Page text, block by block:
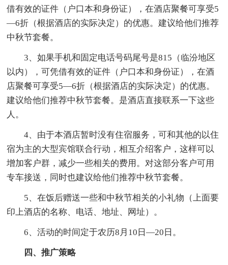
借有效的证件（户口本和身份证），在酒店聚餐可享受5
—6折（根据酒店的实际决定）的优惠。建议给他们推荐
中秋节套餐。
3、如果手机和固定电话号码尾号是815（临汾地区
以内），可凭借有效的证件（户口本和身份证），在酒
店聚餐可享受5—6折（根据酒店的实际决定）的优惠。
建议给他们推荐中秋节套餐。是酒店直接联系一下这些
人。
4、由于本酒店暂时没有住宿服务，可和其他的以住
宿为主的大型宾馆联合行动，相互介绍客户，这样可以
增加客户群，减少一些相关的费用。对这部分客户可用
专车接送，同时也建议给他们推荐中秋节套餐。
5、在饭后赠送一些和中秋节相关的小礼物（上面要
印上酒店的名称、电话、地址、网址）。
6、活动的时间定于农历8月10日—20日。
四、推广策略